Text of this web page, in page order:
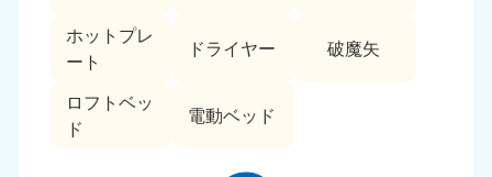
ホットプレ
ート
ドライヤー 破魔矢
ロフトベッ
ド
電動ベッド